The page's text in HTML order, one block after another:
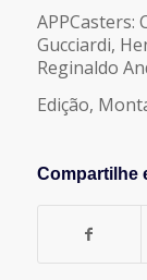
APPCasters:
Gucciardi,
Reginaldo
Edição,
Compartilhe